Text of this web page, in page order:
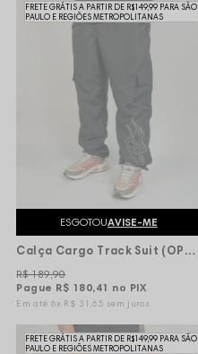
FRETE GRÁTIS A PARTIR DE R$149,99 PARA SÃO
PAULO E REGIÕES METROPOLITANAS
ESGOTOUAVISE-ME
Calça Cargo Track Suit (OPAQUE) - Street On Flames
Pague R$ 180,41 no PIX
R$ 189,90
6x R$ 31,65 sem juros
FRETE GRÁTIS A PARTIR DE R$149,99 PARA SÃO
PAULO E REGIÕES METROPOLITANAS